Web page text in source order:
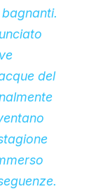
del